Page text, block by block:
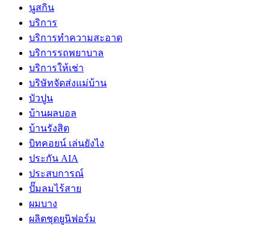
นูสกิน
บริการ
บริการทำความสะอาด
บริการรถพยาบาล
บริการให้เช่า
บริษัทจัดส่งแม่บ้าน
บัวปูน
บ้านผลบอล
บ้านรังสิต
บิทคอยน์ เล่นยังไง
ประกัน AIA
ประสบการณ์
ปั๊มลมไร้สาย
ผมบาง
ผลิตชุดยูนิฟอร์ม